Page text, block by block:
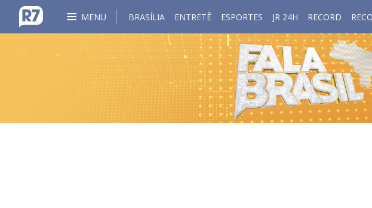
MENU BRASÍLIA ENTRETÊ ESPORTES JR 24H RECORD